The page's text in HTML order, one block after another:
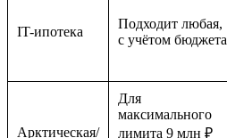
IT-ипотека
Подходит любая,
с учётом бюджета
Арктическая/
Для
максимального
лимита 9 млн ₽